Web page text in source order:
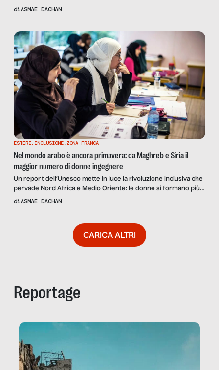
crisi internazionale e umanitaria, la peggiore dalla Seconda
diASMAE DACHAN
ESTERI, INCLUSIONE, ZONA FRANCA
Nel mondo arabo è ancora primavera: da Maghreb e Siria il
maggior numero di donne ingegnere
Un report dell’Unesco mette in luce la rivoluzione inclusiva che
pervade Nord Africa e Medio Oriente: le donne si formano più
degli uomini, soprattutto in materie scientifiche.
diASMAE DACHAN
CARICA ALTRI
Reportage